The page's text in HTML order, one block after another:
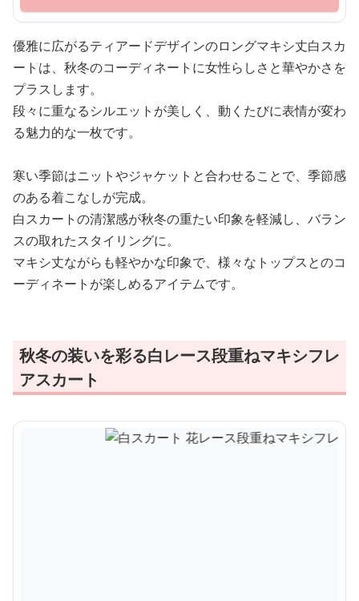
優雅に広がるティアードデザインのロングマキシ丈白スカ
ートは、秋冬のコーディネートに女性らしさと華やかさを
プラスします。
段々に重なるシルエットが美しく、動くたびに表情が変わ
る魅力的な一枚です。
寒い季節はニットやジャケットと合わせることで、季節感
のある着こなしが完成。
白スカートの清潔感が秋冬の重たい印象を軽減し、バラン
スの取れたスタイリングに。
マキシ丈ながらも軽やかな印象で、様々なトップスとのコ
ーディネートが楽しめるアイテムです。
秋冬の装いを彩る白レース段重ねマキシフレ
アスカート